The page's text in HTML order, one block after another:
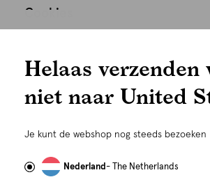
graag
gebruiken wij cookies en daarmee
om advertenties te personaliseren...
Cookies
Helaas verzenden
niet naar United
Je kunt de webshop nog steeds bezoeken
Nederland- The Netherlands